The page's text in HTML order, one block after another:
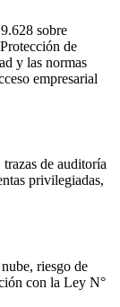
sobre
de
y las normas
empresarial
de auditoría
privilegiadas,
riesgo de
con la Ley N°